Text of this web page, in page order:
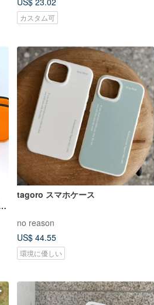
カスタム可
tagoro スマホケース
no reason
US$ 44.55
環境に優しい